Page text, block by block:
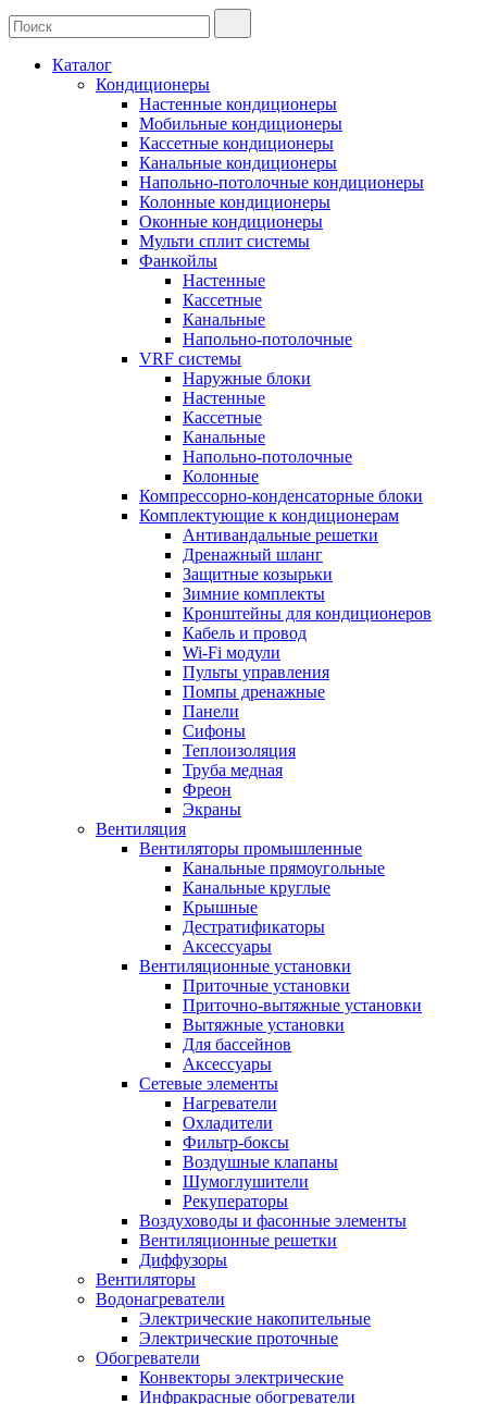
Каталог
Кондиционеры
Настенные кондиционеры
Мобильные кондиционеры
Кассетные кондиционеры
Канальные кондиционеры
Напольно-потолочные кондиционеры
Колонные кондиционеры
Оконные кондиционеры
Мульти сплит системы
Фанкойлы
Настенные
Кассетные
Канальные
Напольно-потолочные
VRF системы
Наружные блоки
Настенные
Кассетные
Канальные
Напольно-потолочные
Колонные
Компрессорно-конденсаторные блоки
Комплектующие к кондиционерам
Антивандальные решетки
Дренажный шланг
Защитные козырьки
Зимние комплекты
Кронштейны для кондиционеров
Кабель и провод
Wi-Fi модули
Пульты управления
Помпы дренажные
Панели
Сифоны
Теплоизоляция
Труба медная
Фреон
Экраны
Вентиляция
Вентиляторы промышленные
Канальные прямоугольные
Канальные круглые
Крышные
Дестратификаторы
Аксессуары
Вентиляционные установки
Приточные установки
Приточно-вытяжные установки
Вытяжные установки
Для бассейнов
Аксессуары
Сетевые элементы
Нагреватели
Охладители
Фильтр-боксы
Воздушные клапаны
Шумоглушители
Рекуператоры
Воздуховоды и фасонные элементы
Вентиляционные решетки
Диффузоры
Вентиляторы
Водонагреватели
Электрические накопительные
Электрические проточные
Обогреватели
Конвекторы электрические
Инфракрасные обогреватели